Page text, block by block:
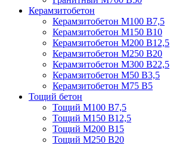
Керамзитобетон
Керамзитобетон М100 В7,5
Керамзитобетон М150 В10
Керамзитобетон М200 В12,5
Керамзитобетон М250 В20
Керамзитобетон М300 В22,5
Керамзитобетон М50 В3,5
Керамзитобетон М75 В5
Тощий бетон
Тощий М100 В7,5
Тощий М150 В12,5
Тощий М200 В15
Тощий М250 В20